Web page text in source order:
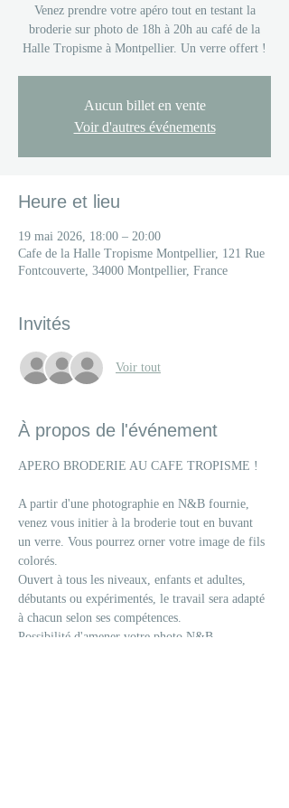
Venez prendre votre apéro tout en testant la
broderie sur photo de 18h à 20h au café de la
Halle Tropisme à Montpellier. Un verre offert !
Aucun billet en vente
Voir d'autres événements
Heure et lieu
19 mai 2026, 18:00 – 20:00
Cafe de la Halle Tropisme Montpellier, 121 Rue
Fontcouverte, 34000 Montpellier, France
Invités
Voir tout
À propos de l'événement
APERO BRODERIE AU CAFE TROPISME !
A partir d'une photographie en N&B fournie,
venez vous initier à la broderie tout en buvant
un verre. Vous pourrez orner votre image de fils
colorés.
Ouvert à tous les niveaux, enfants et adultes,
débutants ou expérimentés, le travail sera adapté
à chacun selon ses compétences.
Possibilité d'amener votre photo N&B.